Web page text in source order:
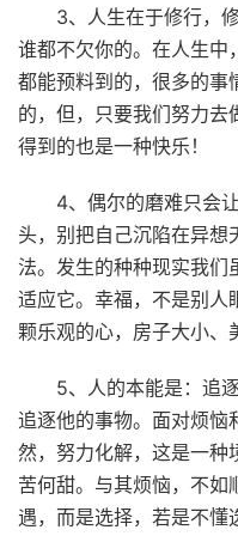
3、人生在于修行，
谁都不欠你的。在人生中
都能预料到的，很多的事
的，但，只要我们努力去
得到的也是一种快乐！
4、偶尔的磨难只会
头，别把自己沉陷在异想
法。发生的种种现实我们
适应它。幸福，不是别人
颗乐观的心，房子大小、
5、人的本能是：追
追逐他的事物。面对烦恼
然，努力化解，这是一种
苦何甜。与其烦恼，不如
遇，而是选择，若是不懂